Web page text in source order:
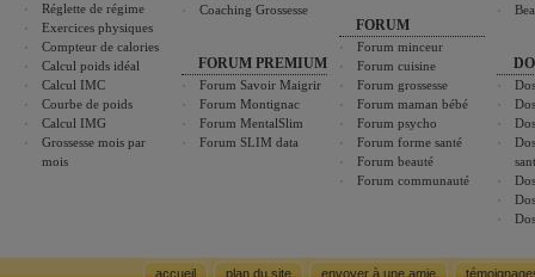
Réglette de régime
Exercices physiques
Compteur de calories
Calcul poids idéal
Calcul IMC
Courbe de poids
Calcul IMG
Grossesse mois par
mois
Coaching Grossesse
FORUM PREMIUM
Forum Savoir Maigrir
Forum Montignac
Forum MentalSlim
Forum SLIM data
FORUM
Forum minceur
Forum cuisine
Forum grossesse
Forum maman bébé
Forum psycho
Forum forme santé
Forum beauté
Forum communauté
accueil plan du site envoyer à une amie